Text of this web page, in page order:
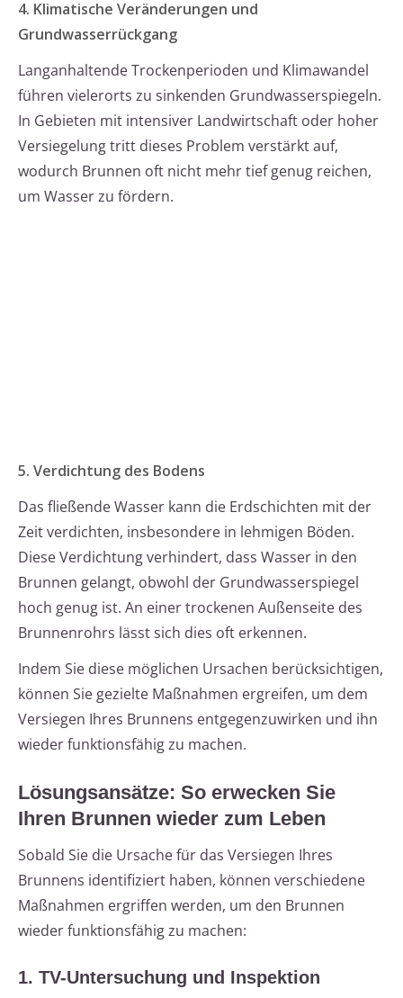
4. Klimatische Veränderungen und
Grundwasserrückgang
Langanhaltende Trockenperioden und Klimawandel
führen vielerorts zu sinkenden Grundwasserspiegeln.
In Gebieten mit intensiver Landwirtschaft oder hoher
Versiegelung tritt dieses Problem verstärkt auf,
wodurch Brunnen oft nicht mehr tief genug reichen,
um Wasser zu fördern.
5. Verdichtung des Bodens
Das fließende Wasser kann die Erdschichten mit der
Zeit verdichten, insbesondere in lehmigen Böden.
Diese Verdichtung verhindert, dass Wasser in den
Brunnen gelangt, obwohl der Grundwasserspiegel
hoch genug ist. An einer trockenen Außenseite des
Brunnenrohrs lässt sich dies oft erkennen.
Indem Sie diese möglichen Ursachen berücksichtigen,
können Sie gezielte Maßnahmen ergreifen, um dem
Versiegen Ihres Brunnens entgegenzuwirken und ihn
wieder funktionsfähig zu machen.
Lösungsansätze: So erwecken Sie
Ihren Brunnen wieder zum Leben
Sobald Sie die Ursache für das Versiegen Ihres
Brunnens identifiziert haben, können verschiedene
Maßnahmen ergriffen werden, um den Brunnen
wieder funktionsfähig zu machen:
1. TV-Untersuchung und Inspektion